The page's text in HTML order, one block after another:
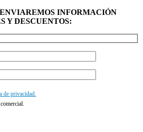
INFORMACIÓN
Y DESCUENTOS:
de privacidad.